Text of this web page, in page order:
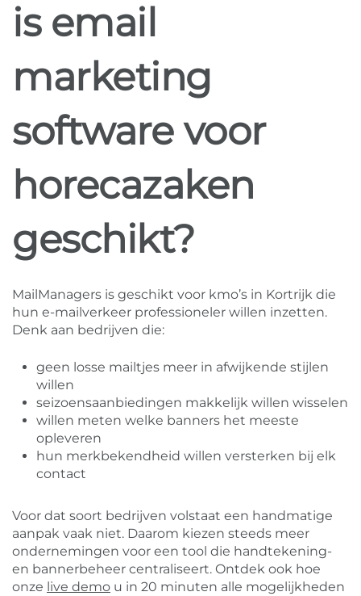
is email
marketing
software voor
horecazaken
geschikt?
MailManagers is geschikt voor kmo’s in Kortrijk die
hun e-mailverkeer professioneler willen inzetten.
Denk aan bedrijven die:
geen losse mailtjes meer in afwijkende stijlen
willen
seizoensaanbiedingen makkelijk willen wisselen
willen meten welke banners het meeste
opleveren
hun merkbekendheid willen versterken bij elk
contact
Voor dat soort bedrijven volstaat een handmatige
aanpak vaak niet. Daarom kiezen steeds meer
ondernemingen voor een tool die handtekening-
en bannerbeheer centraliseert. Ontdek ook hoe
onze live demo u in 20 minuten alle mogelijkheden